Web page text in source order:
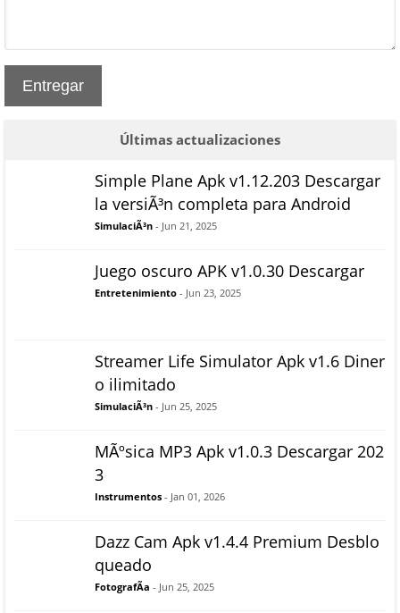
Entregar
Últimas actualizaciones
Simple Plane Apk v1.12.203 Descargar
la versiÃ³n completa para Android
SimulaciÃ³n - Jun 21, 2025
Juego oscuro APK v1.0.30 Descargar
Entretenimiento - Jun 23, 2025
Streamer Life Simulator Apk v1.6 Diner
o ilimitado
SimulaciÃ³n - Jun 25, 2025
MÃºsica MP3 Apk v1.0.3 Descargar 202
3
Instrumentos - Jan 01, 2026
Dazz Cam Apk v1.4.4 Premium Desblo
queado
FotografÃ­a - Jun 25, 2025